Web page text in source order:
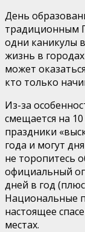
День
традиционным
одни каникулы
жизнь в
может
кто только
Из-за
смещается на
праздники
года и могут
не торопитесь
официальный
дней в год
Национальные
настоящее
местах.